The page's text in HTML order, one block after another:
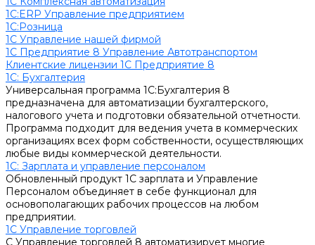
1С:ERP Управление предприятием
1С:Розница
1С Управление нашей фирмой
1С Предприятие 8 Управление Автотранспортом
Клиентские лицензии 1С Предприятие 8
1C: Бухгалтерия
Универсальная программа 1С:Бухгалтерия 8
предназначена для автоматизации бухгалтерского,
налогового учета и подготовки обязательной отчетности.
Программа подходит для ведения учета в коммерческих
организациях всех форм собственности, осуществляющих
любые виды коммерческой деятельности.
1С: Зарплата и управление персоналом
Обновленный продукт 1С зарплата и Управление
Персоналом объединяет в себе функционал для
основополагающих рабочих процессов на любом
предприятии.
1С Управление торговлей
С Управление торговлей 8 автоматизирует многие